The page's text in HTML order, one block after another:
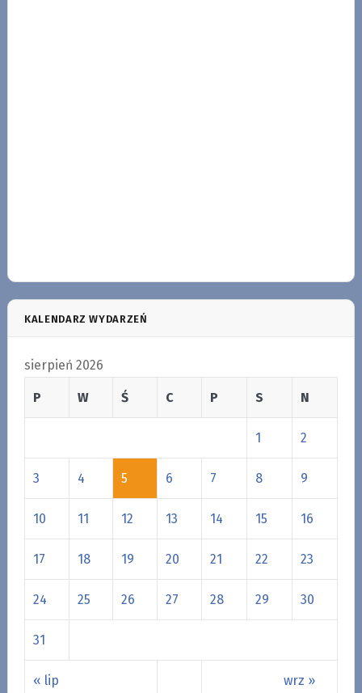
KALENDARZ WYDARZEŃ
sierpień 2026
P W Ś C P S N
« lip wrz »
1 2
3 4 5 6 7 8 9
10 11 12 13 14 15 16
17 18 19 20 21 22 23
24 25 26 27 28 29 30
31